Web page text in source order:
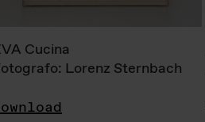
Cucina
Lorenz Sternbach